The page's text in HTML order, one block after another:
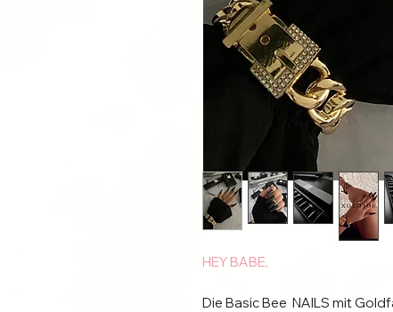
HEY BABE,
Die Basic Bee NAILS mit